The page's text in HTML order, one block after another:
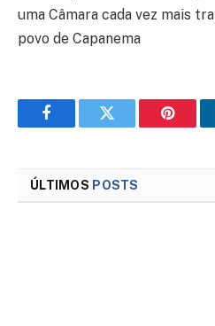
uma Câmara cada vez mais
povo de Capanema
FacebookTwitter
ÚLTIMOS POSTS